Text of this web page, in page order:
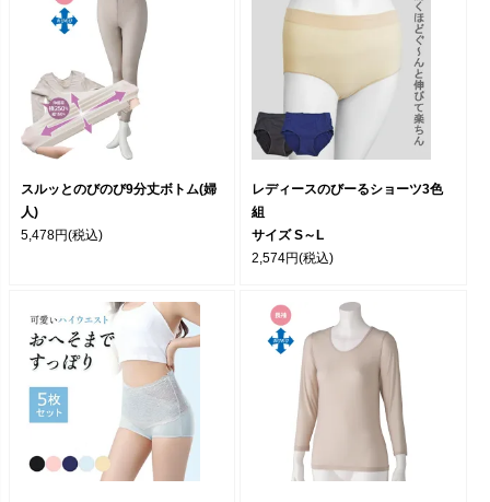
スルッとのびのび9分丈ボトム(婦
人)
5,478円(税込)
レディースのびーるショーツ3色
組
サイズ S～L
2,574円(税込)